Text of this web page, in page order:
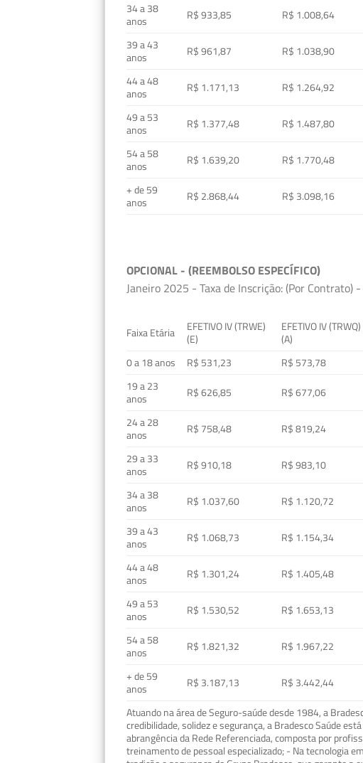
34 a 38
anos
R$ 933,85 R$ 1.008,64
39 a 43
anos
R$ 961,87 R$ 1.038,90
44 a 48
anos
R$ 1.171,13 R$ 1.264,92
49 a 53
anos
R$ 1.377,48 R$ 1.487,80
54 a 58
anos
R$ 1.639,20 R$ 1.770,48
+ de 59
anos
R$ 2.868,44 R$ 3.098,16
OPCIONAL - (REEMBOLSO ESPECÍFICO)
Janeiro 2025 - Taxa de Inscrição: (Por
Faixa Etária
EFETIVO IV (TRWE)
(E)
EFETIVO IV (TRWQ)
(A)
0 a 18 anos
R$ 531,23 R$ 573,78
19 a 23
anos
R$ 626,85 R$ 677,06
24 a 28
anos
R$ 758,48 R$ 819,24
29 a 33
anos
R$ 910,18 R$ 983,10
34 a 38
anos
R$ 1.037,60 R$ 1.120,72
39 a 43
anos
R$ 1.068,73 R$ 1.154,34
44 a 48
anos
R$ 1.301,24 R$ 1.405,48
49 a 53
anos
R$ 1.530,52 R$ 1.653,13
54 a 58
anos
R$ 1.821,32 R$ 1.967,22
+ de 59
anos
R$ 3.187,13 R$ 3.442,44
Atuando na área de Seguro-saúde desde 1984, a
credibilidade, solidez e segurança, a Bradesco Saúde
abrangência da Rede Referenciada, composta por
treinamento de pessoal especializado; - Na tecnologia